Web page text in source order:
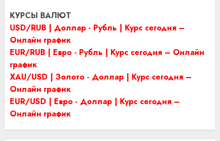
КУРСЫ ВАЛЮТ
USD/RUB | Доллар - Рубль | Курс сегодня –
Онлайн график
EUR/RUB | Евро - Рубль | Курс сегодня – Онлайн
график
XAU/USD | Золото - Доллар | Курс сегодня –
Онлайн график
EUR/USD | Евро - Доллар | Курс сегодня –
Онлайн график